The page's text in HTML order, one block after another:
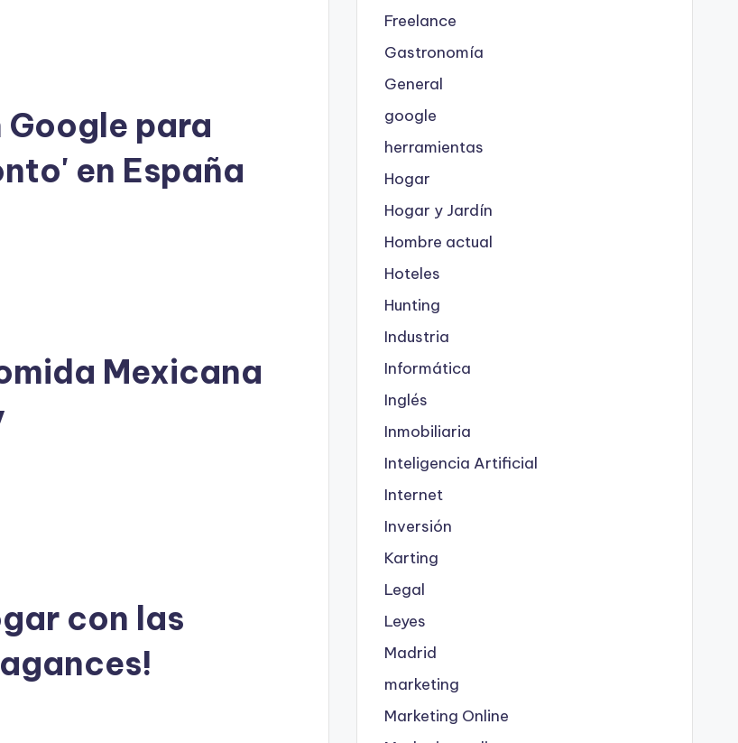
para
en España
Mexicana
con las
Freelance
Gastronomía
General
google
herramientas
Hogar
Hogar y Jardín
Hombre actual
Hoteles
Hunting
Industria
Informática
Inglés
Inmobiliaria
Inteligencia Artificial
Internet
Inversión
Karting
Legal
Leyes
Madrid
marketing
Marketing Online